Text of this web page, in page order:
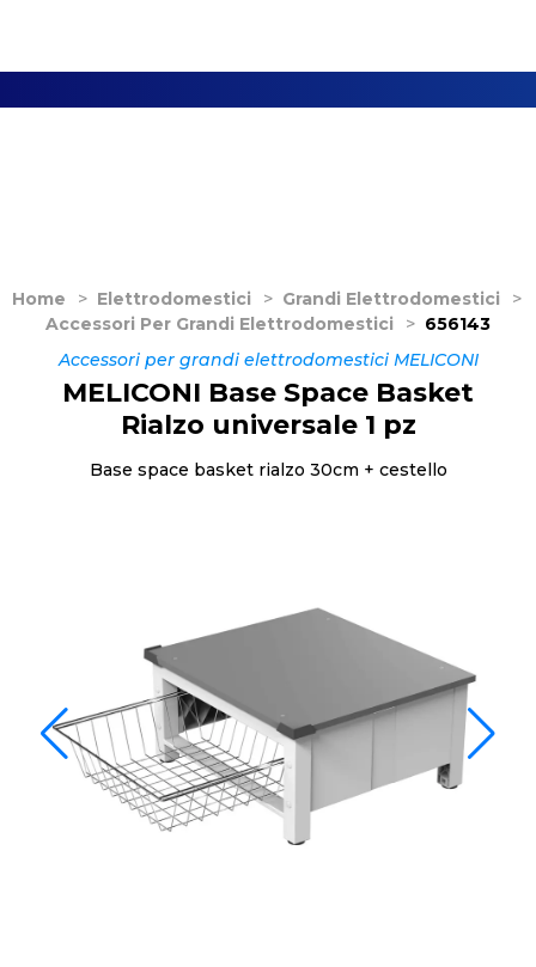
Home > Elettrodomestici > Grandi Elettrodomestici
>
Accessori Per Grandi Elettrodomestici
> 656143
Accessori per grandi elettrodomestici MELICONI
MELICONI Base Space Basket
Rialzo universale 1 pz
Base space basket rialzo 30cm + cestello